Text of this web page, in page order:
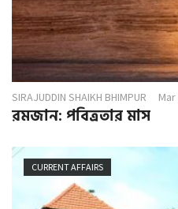
SIRAJUDDIN SHAIKH BHIMPUR
রমজান: পবিত্রতার মাস
CURRENT AFFAIRS